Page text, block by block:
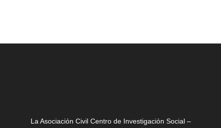
La Asociación Civil Centro de Investigación Social –